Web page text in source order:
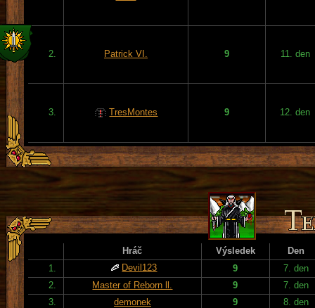
2. Patrick VI. 9 11. den
3. TresMontes 9 12. den
Hráč Výsledek
Den
1.
Devil123 9
7. den
2.
Master of Reborn ll. 9
7. den
3.
demonek 9
8. den